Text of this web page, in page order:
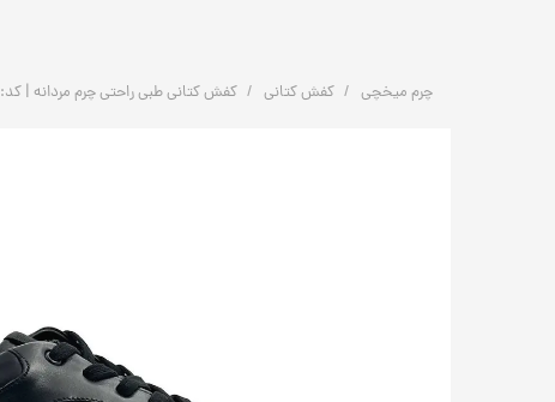
چرم میخچی کفش کتانی کفش کتانی طبی راحتی چرم مردانه | کد: P11 | چرم میخچی